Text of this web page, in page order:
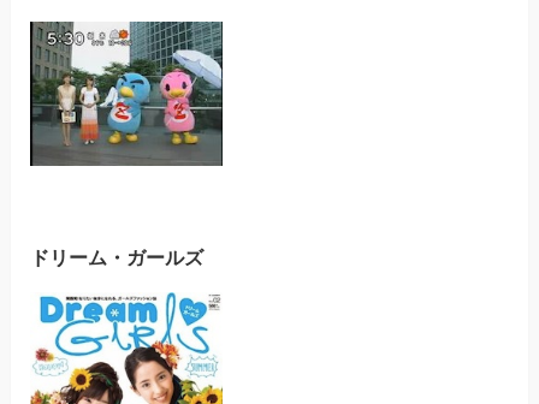
ドリーム・ガールズ